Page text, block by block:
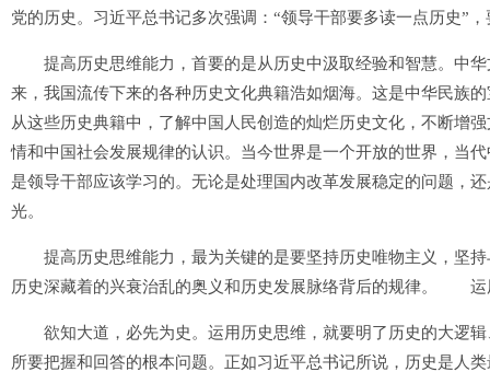
党的历史。习近平总书记多次强调：“领导干部要多读一点历史”
提高历史思维能力，首要的是从历史中汲取经验和智慧。中华
来，我国流传下来的各种历史文化典籍浩如烟海。这是中华民族
从这些历史典籍中，了解中国人民创造的灿烂历史文化，不断增
情和中国社会发展规律的认识。当今世界是一个开放的世界，当
是领导干部应该学习的。无论是处理国内改革发展稳定的问题，
光。
提高历史思维能力，最为关键的是要坚持历史唯物主义，坚持
历史深藏着的兴衰治乱的奥义和历史发展脉络背后的规律。 运
欲知大道，必先为史。运用历史思维，就要明了历史的大逻辑
所要把握和回答的根本问题。正如习近平总书记所说，历史是人